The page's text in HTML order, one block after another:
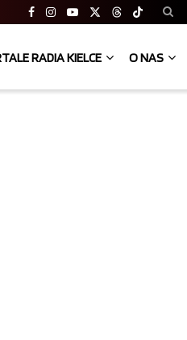
RADIA KIELCE O NAS